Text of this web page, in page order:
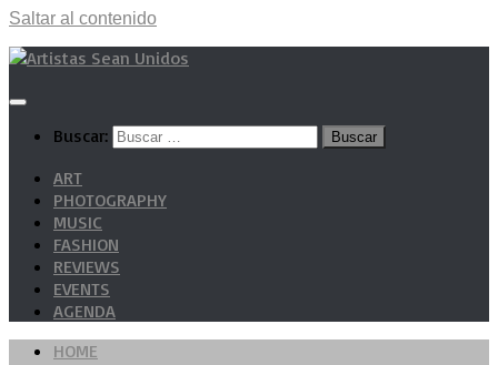
Saltar al contenido
Buscar:
ART
PHOTOGRAPHY
MUSIC
FASHION
REVIEWS
EVENTS
AGENDA
HOME